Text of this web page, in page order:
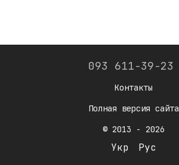
093 611-39-23
Контакты
Полная версия сайта
© 2013 - 2026
Укр Рус